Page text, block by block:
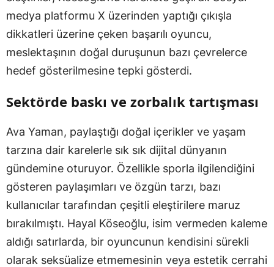
medya platformu X üzerinden yaptığı çıkışla
dikkatleri üzerine çeken başarılı oyuncu,
meslektaşının doğal duruşunun bazı çevrelerce
hedef gösterilmesine tepki gösterdi.
Sektörde baskı ve zorbalık tartışması
Ava Yaman, paylaştığı doğal içerikler ve yaşam
tarzına dair karelerle sık sık dijital dünyanın
gündemine oturuyor. Özellikle sporla ilgilendiğini
gösteren paylaşımları ve özgün tarzı, bazı
kullanıcılar tarafından çeşitli eleştirilere maruz
bırakılmıştı. Hayal Köseoğlu, isim vermeden kaleme
aldığı satırlarda, bir oyuncunun kendisini sürekli
olarak seksüalize etmemesinin veya estetik cerrahi